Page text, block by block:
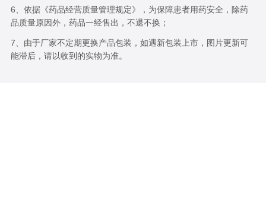
6、依据《药品经营质量管理规定》，为保障患者用药安全，除药
品质量原因外，药品一经售出，不退不换；
7、由于厂家不定期更换产品包装，如遇新包装上市，图片更新可
能滞后，请以收到的实物为准。